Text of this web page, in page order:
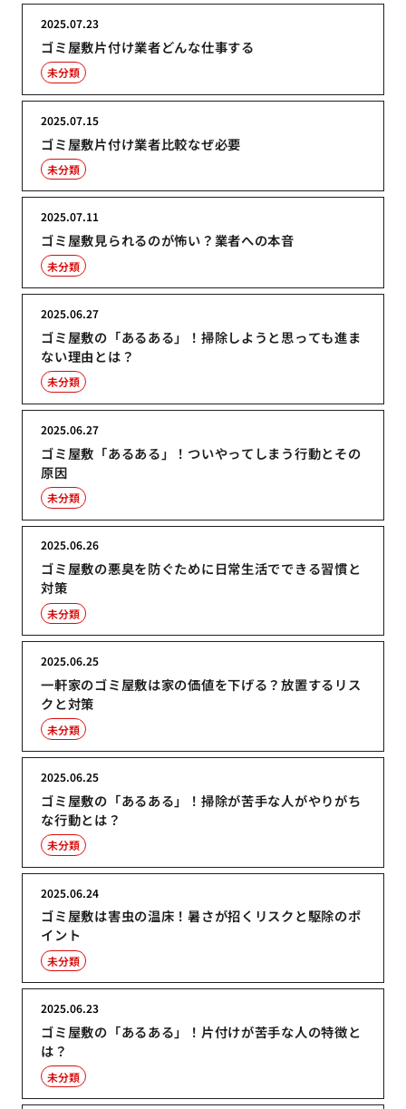
ゴミ屋敷片付け業者どんな仕事する
2025.07.23
未分類
ゴミ屋敷片付け業者比較なぜ必要
2025.07.15
未分類
ゴミ屋敷見られるのが怖い？業者への本音
2025.07.11
未分類
ゴミ屋敷の「あるある」！掃除しようと思っても進ま
ない理由とは？
2025.06.27
未分類
ゴミ屋敷「あるある」！ついやってしまう行動とその
原因
2025.06.27
未分類
ゴミ屋敷の悪臭を防ぐために日常生活でできる習慣と
対策
2025.06.26
未分類
一軒家のゴミ屋敷は家の価値を下げる？放置するリス
クと対策
2025.06.25
未分類
ゴミ屋敷の「あるある」！掃除が苦手な人がやりがち
な行動とは？
2025.06.25
未分類
ゴミ屋敷は害虫の温床！暑さが招くリスクと駆除のポ
イント
2025.06.24
未分類
ゴミ屋敷の「あるある」！片付けが苦手な人の特徴と
は？
2025.06.23
未分類